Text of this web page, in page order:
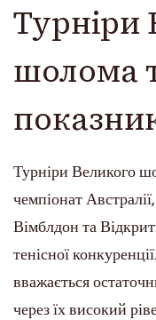
Турніри
шолома
Турніри Великого
чемпіонат
Вімблдон та
тенісної
вважається
через їх високий